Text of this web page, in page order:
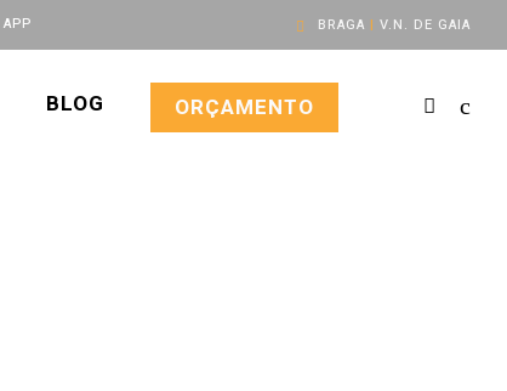
BRAGA | V.N. DE GAIA
BLOG ORÇAMENTO